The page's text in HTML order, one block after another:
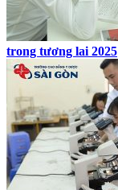
trong tương lai 2025